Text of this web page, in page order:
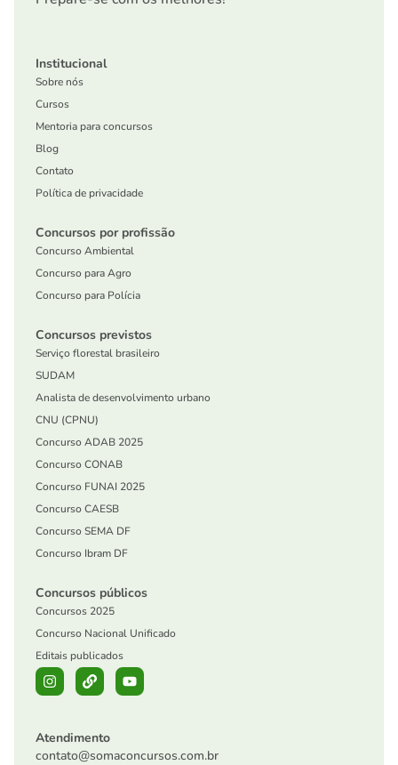
Institucional
Sobre nós
Cursos
Mentoria para concursos
Blog
Contato
Política de privacidade
Concursos por profissão
Concurso Ambiental
Concurso para Agro
Concurso para Polícia
Concursos previstos
Serviço florestal brasileiro
SUDAM
Analista de desenvolvimento urbano
CNU (CPNU)
Concurso ADAB 2025
Concurso CONAB
Concurso FUNAI 2025
Concurso CAESB
Concurso SEMA DF
Concurso Ibram DF
Concursos públicos
Concursos 2025
Concurso Nacional Unificado
Editais publicados
Atendimento
contato@somaconcursos.com.br